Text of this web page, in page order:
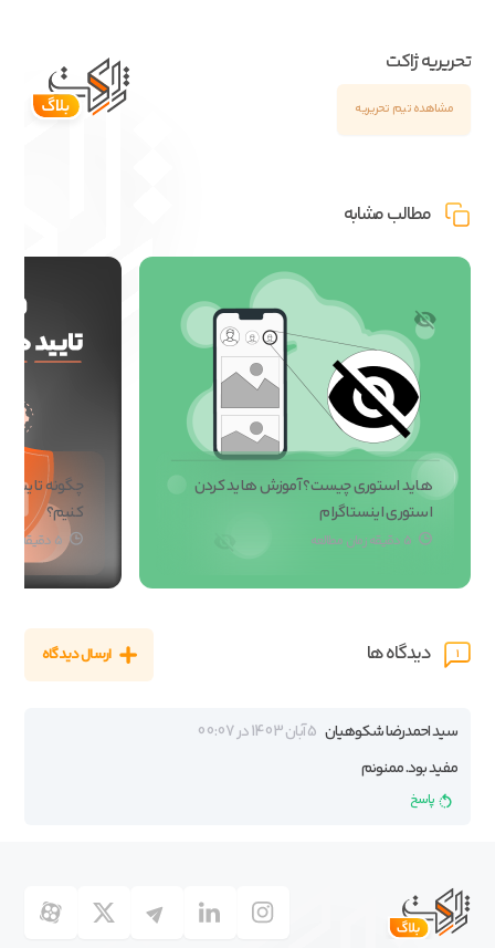
تحریریه ژاکت
مشاهده تیم تحریریه
مطالب مشابه
هاید استوری چیست؟ آموزش هاید کردن
استوری اینستاگرام
5 دقیقه زمان مطالعه
چگونه تایید
کنیم؟
5 دقیقه زمان مطالعه
1 دیدگاه ها ارسال دیدگاه
سید احمدرضا شکوهیان 5 آبان 1403 در 00:07
مفید بود. ممنونم
پاسخ